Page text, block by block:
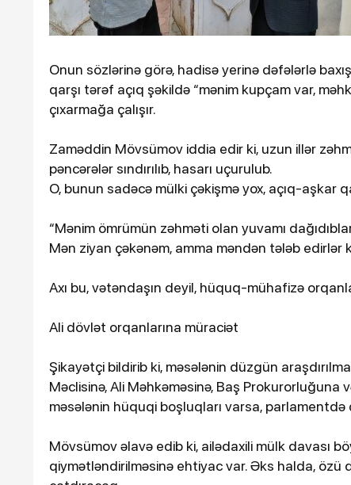
Onun sözlərinə görə, hadisə yerinə dəfələrlə
qarşı tərəf açıq şəkildə “mənim kupçam var,
çıxarmağa çalışır.
Zaməddin Mövsümov iddia edir ki, uzun illər
pəncərələr sındırılıb, hasarı uçurulub.
O, bunun sadəcə mülki çəkişmə yox, açıq-aşkar
“Mənim ömrümün zəhməti olan yuvamı
Mən ziyan çəkənəm, amma məndən tələb edirlər
Axı bu, vətəndaşın deyil, hüquq-mühafizə
Ali dövlət orqanlarına müraciət
Şikayətçi bildirib ki, məsələnin düzgün
Məclisinə, Ali Məhkəməsinə, Baş Prokurorluğuna
məsələnin hüquqi boşluqları varsa, parlamentdə
Mövsümov əlavə edib ki, ailədaxili mülk davası
qiymətləndirilməsinə ehtiyac var. Əks halda, özü